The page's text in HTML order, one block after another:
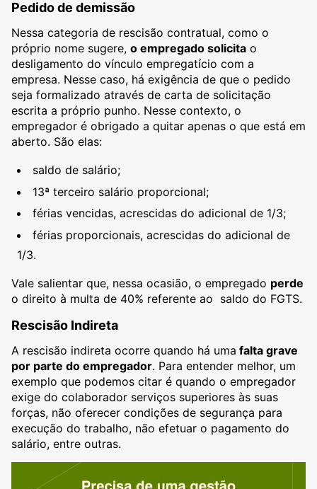
Pedido de demissão
Nessa categoria de rescisão contratual, como o
próprio nome sugere, o empregado solicita o
desligamento do vínculo empregatício com a
empresa. Nesse caso, há exigência de que o pedido
seja formalizado através de carta de solicitação
escrita a próprio punho. Nesse contexto, o
empregador é obrigado a quitar apenas o que está em
aberto. São elas:
saldo de salário;
13ª terceiro salário proporcional;
férias vencidas, acrescidas do adicional de 1/3;
férias proporcionais, acrescidas do adicional de
1/3.
Vale salientar que, nessa ocasião, o empregado perde
o direito à multa de 40% referente ao saldo do FGTS.
Rescisão Indireta
A rescisão indireta ocorre quando há uma falta grave
por parte do empregador. Para entender melhor, um
exemplo que podemos citar é quando o empregador
exige do colaborador serviços superiores às suas
forças, não oferecer condições de segurança para
execução do trabalho, não efetuar o pagamento do
salário, entre outras.